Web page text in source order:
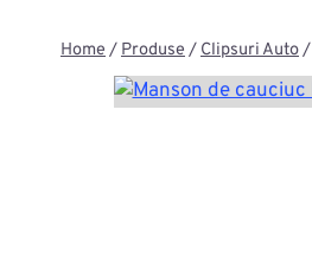
Home/Produse/Clipsuri Auto/